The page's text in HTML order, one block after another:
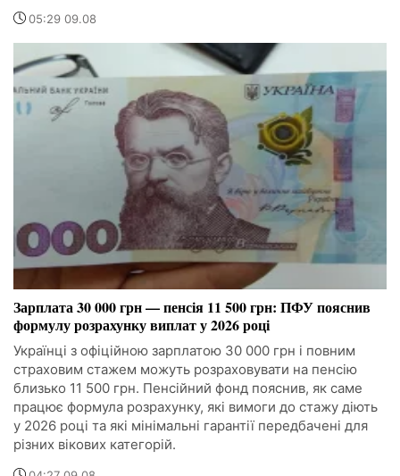
05:29 09.08
Зарплата 30 000 грн — пенсія 11 500 грн: ПФУ пояснив
формулу розрахунку виплат у 2026 році
Українці з офіційною зарплатою 30 000 грн і повним
страховим стажем можуть розраховувати на пенсію
близько 11 500 грн. Пенсійний фонд пояснив, як саме
працює формула розрахунку, які вимоги до стажу діють
у 2026 році та які мінімальні гарантії передбачені для
різних вікових категорій.